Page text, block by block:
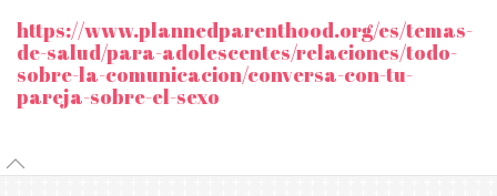
https://www.plannedparenthood.org/es/temas-
de-salud/para-adolescentes/relaciones/todo-
sobre-la-comunicacion/conversa-con-tu-
pareja-sobre-el-sexo